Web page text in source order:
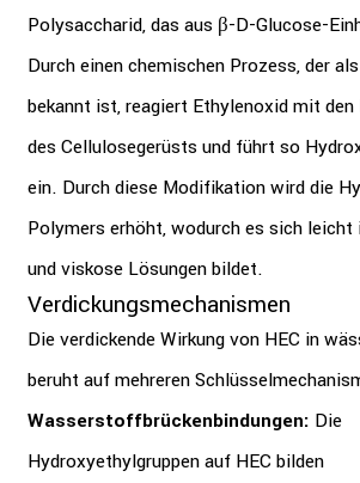
Polysaccharid, das aus β-D-Glucose-
Durch einen chemischen Prozess, der
bekannt ist, reagiert Ethylenoxid mit den
des Cellulosegerüsts und führt so
ein. Durch diese Modifikation wird die
Polymers erhöht, wodurch es sich
und viskose Lösungen bildet.
Verdickungsmechanismen
Die verdickende Wirkung von HEC in
beruht auf mehreren
Wasserstoffbrückenbindungen: Die
Hydroxyethylgruppen auf HEC bilden